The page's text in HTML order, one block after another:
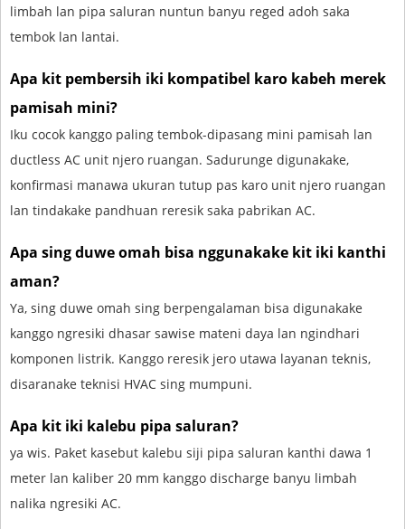
limbah lan pipa saluran nuntun banyu reged adoh saka
tembok lan lantai.
Apa kit pembersih iki kompatibel karo kabeh merek
pamisah mini?
Iku cocok kanggo paling tembok-dipasang mini pamisah lan
ductless AC unit njero ruangan. Sadurunge digunakake,
konfirmasi manawa ukuran tutup pas karo unit njero ruangan
lan tindakake pandhuan reresik saka pabrikan AC.
Apa sing duwe omah bisa nggunakake kit iki kanthi
aman?
Ya, sing duwe omah sing berpengalaman bisa digunakake
kanggo ngresiki dhasar sawise mateni daya lan ngindhari
komponen listrik. Kanggo reresik jero utawa layanan teknis,
disaranake teknisi HVAC sing mumpuni.
Apa kit iki kalebu pipa saluran?
ya wis. Paket kasebut kalebu siji pipa saluran kanthi dawa 1
meter lan kaliber 20 mm kanggo discharge banyu limbah
nalika ngresiki AC.